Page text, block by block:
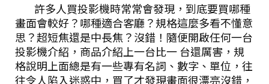
許多人買投影機時常常會發現，到底要買哪種
畫面會較好？哪種適合客廳？規格這麼多看不懂意
思？超短焦還是中長焦？沒錯！隨便開啟任何一台
投影機介紹，商品介紹上一台比一 台還厲害，規
格說明上面總是有一些專有名詞、數字、單位，往
往令人陷入迷惑中，買了才發現畫面很漂亮沒錯，